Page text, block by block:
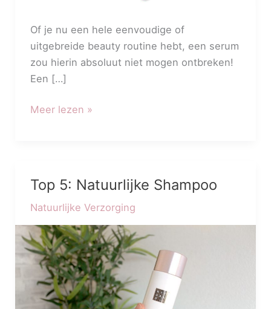
Of je nu een hele eenvoudige of
uitgebreide beauty routine hebt, een serum
zou hierin absoluut niet mogen ontbreken!
Een […]
Meer lezen »
Top 5: Natuurlijke Shampoo
Natuurlijke Verzorging
Top
Natuurlijke
Shampoo